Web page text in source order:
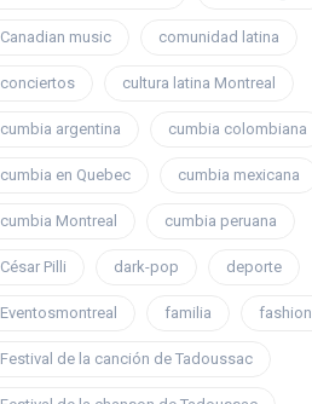
Canadian music comunidad latina
conciertos cultura latina Montreal
cumbia argentina cumbia colombiana
cumbia en Quebec cumbia mexicana
cumbia Montreal cumbia peruana
César Pilli dark-pop deporte
Eventosmontreal familia fashion
Festival de la canción de Tadoussac